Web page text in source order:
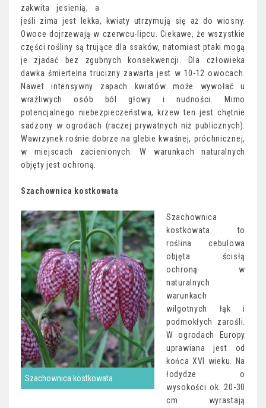
zakwita jesienią, a
jeśli zima jest lekka, kwiaty utrzymują się aż do wiosny.
Owoce dojrzewają w czerwcu-lipcu. Ciekawe, że wszystkie
części rośliny są trujące dla ssaków, natomiast ptaki mogą
je zjadać bez zgubnych konsekwencji. Dla człowieka
dawka śmiertelna trucizny zawarta jest w 10-12 owocach.
Nawet intensywny zapach kwiatów może wywołać u
wrażliwych osób ból głowy i nudności. Mimo
potencjalnego niebezpieczeństwa, krzew ten jest chętnie
sadzony w ogrodach (raczej prywatnych niż publicznych).
Wawrzynek rośnie dobrze na glebie kwaśnej, próchnicznej,
w miejscach zacienionych. W warunkach naturalnych
objęty jest ochroną.
Szachownica kostkowata
Szachownica kostkowata
Szachownica
kostkowata to
roślina cebulowa
objęta ścisłą
ochroną w
naturalnych
warunkach
wilgotnych łąk i
podmokłych zarośli.
W ogrodach Europy
uprawiana jest od
końca XVI wieku. Na
łodydze o
wysokości ok. 20-30
cm wyrastają